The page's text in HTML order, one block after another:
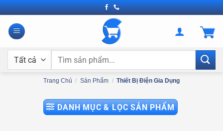
Bỏ
qua
nội
Tìm
Trang Chủ / Sản Phẩm / Thiết Bị Điện Gia Dụng
DANH MỤC & LỌC SẢN PHẨM